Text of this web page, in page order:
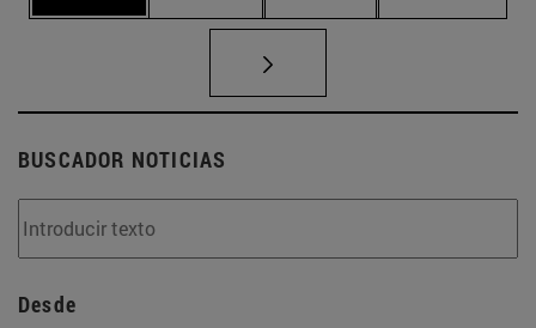
BUSCADOR NOTICIAS
Desde